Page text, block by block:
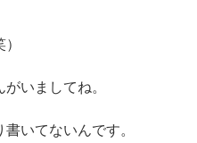
いましてね。
いてないんです。